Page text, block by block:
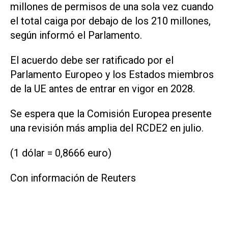
millones de permisos de una sola vez cuando
el total caiga por debajo de los 210 millones,
según informó ‌el Parlamento.
El acuerdo ⁠debe ser ratificado por el
Parlamento Europeo y los Estados miembros
de la UE antes de entrar en vigor ​en 2028.
Se espera que la Comisión Europea presente
una revisión más amplia del RCDE2 en julio.
(1 dólar = 0,8666 euro)
Con información de Reuters